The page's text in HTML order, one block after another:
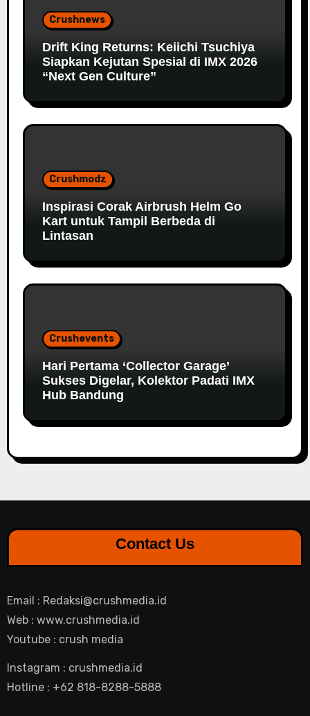
Crushnews
Drift King Returns: Keiichi Tsuchiya
Siapkan Kejutan Spesial di IMX 2026
“Next Gen Culture”
Crushmodz
Inspirasi Corak Airbrush Helm Go
Kart untuk Tampil Berbeda di
Lintasan
Crushevents
Hari Pertama ‘Collector Garage’
Sukses Digelar, Kolektor Padati IMX
Hub Bandung
Contact Us
Email : Redaksi@crushmedia.id
Web : www.crushmedia.id
Youtube : crush media
Instagram : crushmedia.id
Hotline : +62 818-8288-5888